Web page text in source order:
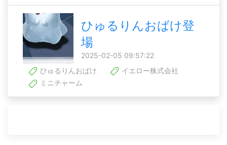
ひゅるりんおばけ登
場
2025-02-05 09:57:22
ひゅるりんおばけ
イエロー株式会社
ミニチャーム